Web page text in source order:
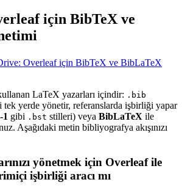
için BibTeX ve
Overleaf için BibTeX ve BibLaTeX
LaTeX yazarları içindir: .bib
tek yerde yönetir, referanslarda işbirliği yapar
1 gibi .bst stilleri) veya BibLaTeX ile
Aşağıdaki metin bibliyografya akışınızı
yönetmek için Overleaf ile
işbirliği aracı mı